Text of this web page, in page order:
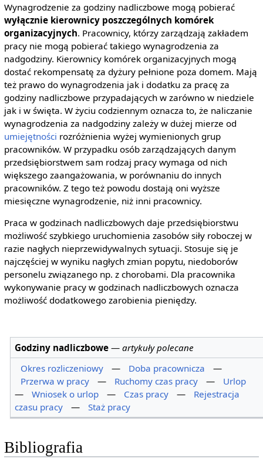
Wynagrodzenie za godziny nadliczbowe mogą pobierać
wyłącznie kierownicy poszczególnych komórek
organizacyjnych. Pracownicy, którzy zarządzają zakładem
pracy nie mogą pobierać takiego wynagrodzenia za
nadgodziny. Kierownicy komórek organizacyjnych mogą
dostać rekompensatę za dyżury pełnione poza domem. Mają
też prawo do wynagrodzenia jak i dodatku za pracę za
godziny nadliczbowe przypadających w zarówno w niedziele
jak i w święta. W życiu codziennym oznacza to, że naliczanie
wynagrodzenia za nadgodziny zależy w dużej mierze od
umiejętności rozróżnienia wyżej wymienionych grup
pracowników. W przypadku osób zarządzających danym
przedsiębiorstwem sam rodzaj pracy wymaga od nich
większego zaangażowania, w porównaniu do innych
pracowników. Z tego też powodu dostają oni wyższe
miesięczne wynagrodzenie, niż inni pracownicy.
Praca w godzinach nadliczbowych daje przedsiębiorstwu
możliwość szybkiego uruchomienia zasobów siły roboczej w
razie nagłych nieprzewidywalnych sytuacji. Stosuje się je
najczęściej w wyniku nagłych zmian popytu, niedoborów
personelu związanego np. z chorobami. Dla pracownika
wykonywanie pracy w godzinach nadliczbowych oznacza
możliwość dodatkowego zarobienia pieniędzy.
Godziny nadliczbowe —artykuły polecane
Okres rozliczeniowy
— Doba pracownicza
—
Przerwa w pracy
— Ruchomy czas pracy —
Urlop
—
Wniosek o urlop — Czas pracy —
Rejestracja
czasu pracy
— Staż pracy
Bibliografia